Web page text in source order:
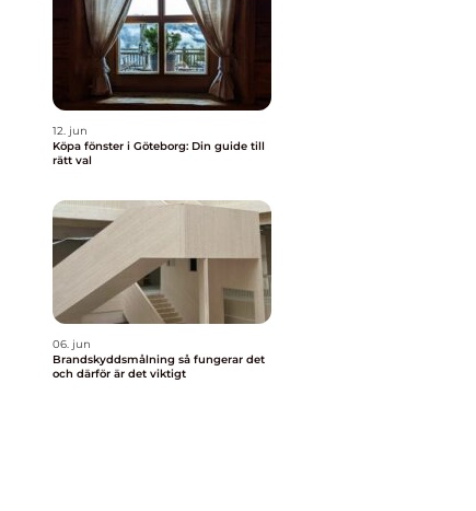
12. jun
Köpa fönster i Göteborg: Din guide till
rätt val
06. jun
Brandskyddsmålning så fungerar det
och därför är det viktigt